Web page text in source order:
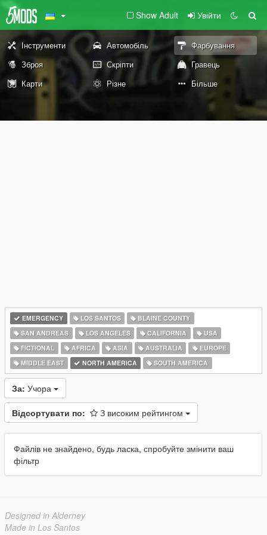
Show Adult Увійти
Інструменти Автомобіль
Фарбування
Зброя
Скріпти
Гравець
Карти
Різне Більше
EMERGENCY LOS SANTOS
BLAINE COUNTY
SAN ANDREAS
LOS ANGELES CALIFORNIA
USA
FICTIONAL
AFRICA ASIA AUSTRALIA
EUROPE
MIDDLE EAST
NORTH AMERICA SOUTH AMERICA
За: Учора
Відсортувати по: З високим рейтингом
Файлів не знайдено, будь ласка, спробуйте змінити ваш
фільтр
Designed in Alderney
Made in Los Santos